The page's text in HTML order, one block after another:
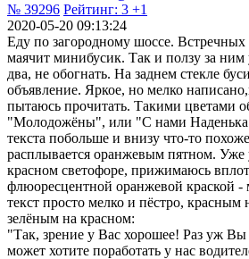
№ 39296 Рейтинг: 3 +1
2020-05-20 09:13:24
Еду по загородному шоссе. Встречных
маячит минибусик. Так и ползу за
два, не обогнать. На заднем стекле
объявление. Яркое, но мелко
пытаюсь прочитать. Такими цветами
"Молодожёны", или "С нами
текста побольше и внизу что-то
расплывается оранжевым пятном. Уже
красном светофоре, прижимаюсь
флюоресцентной оранжевой краской
текст просто мелко и пёстро, красным
зелёным на красном:
"Так, зрение у Вас хорошее! Раз уж Вы
может хотите поработать у нас